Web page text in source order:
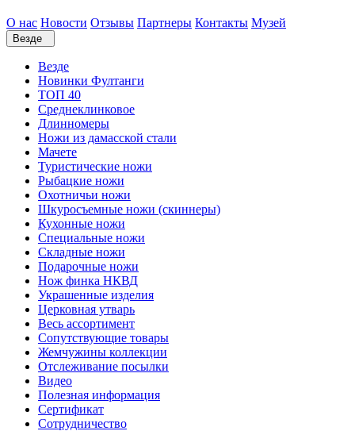
О нас Новости Отзывы Партнеры Контакты Музей
Везде
Везде
Новинки Фултанги
ТОП 40
Среднеклинковое
Длинномеры
Ножи из дамасской стали
Мачете
Туристические ножи
Рыбацкие ножи
Охотничьи ножи
Шкуросъемные ножи (скиннеры)
Кухонные ножи
Специальные ножи
Складные ножи
Подарочные ножи
Нож финка НКВД
Украшенные изделия
Церковная утварь
Весь ассортимент
Сопутствующие товары
Жемчужины коллекции
Отслеживание посылки
Видео
Полезная информация
Сертификат
Сотрудничество